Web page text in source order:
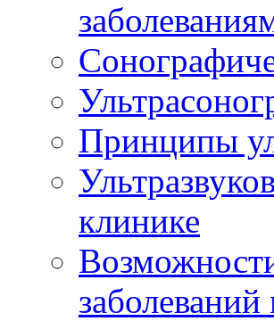
Принципы
клинике